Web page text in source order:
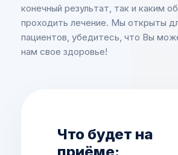
конечный результат, так и каким
проходить лечение. Мы открыты
пациентов, убедитесь, что Вы
нам свое здоровье!
Что будет на